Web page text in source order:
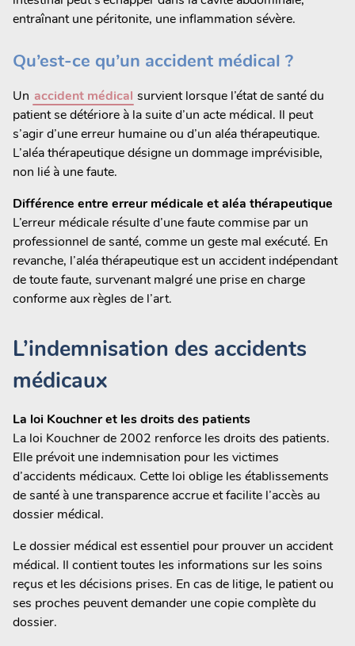
entraînant une péritonite, une inflammation sévère.
Qu’est-ce qu’un accident médical ?
Un accident médical survient lorsque l’état de santé du
patient se détériore à la suite d’un acte médical. Il peut
s’agir d’une erreur humaine ou d’un aléa thérapeutique.
L’aléa thérapeutique désigne un dommage imprévisible,
non lié à une faute.
Différence entre erreur médicale et aléa thérapeutique
L’erreur médicale résulte d’une faute commise par un
professionnel de santé, comme un geste mal exécuté. En
revanche, l’aléa thérapeutique est un accident indépendant
de toute faute, survenant malgré une prise en charge
conforme aux règles de l’art.
L’indemnisation des accidents
médicaux
La loi Kouchner et les droits des patients
La loi Kouchner de 2002 renforce les droits des patients.
Elle prévoit une indemnisation pour les victimes
d’accidents médicaux. Cette loi oblige les établissements
de santé à une transparence accrue et facilite l’accès au
dossier médical.
Le dossier médical est essentiel pour prouver un accident
médical. Il contient toutes les informations sur les soins
reçus et les décisions prises. En cas de litige, le patient ou
ses proches peuvent demander une copie complète du
dossier.